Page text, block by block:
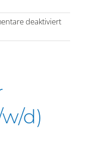
deaktiviertfür
zum
d)